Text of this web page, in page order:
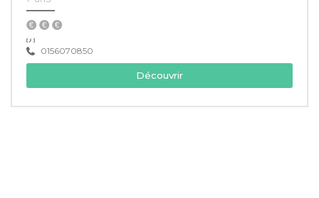
0156070850
Découvrir